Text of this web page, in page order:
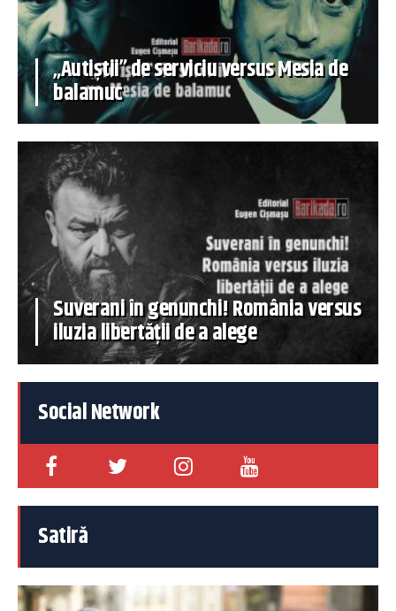
„Autiștii” de serviciu versus Mesia de
balamuc
Suverani în genunchi! România versus
iluzia libertății de a alege
Social Network
Satiră